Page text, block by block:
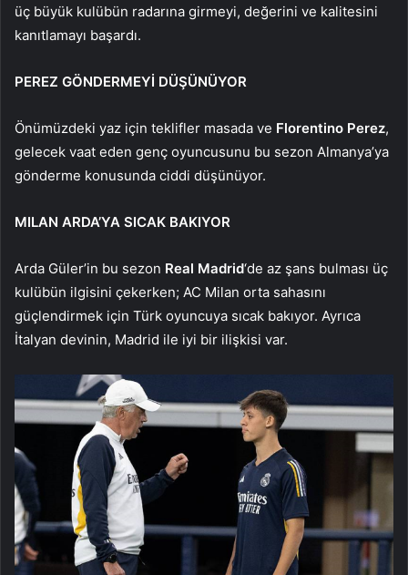
üç büyük kulübün radarına girmeyi, değerini ve kalitesini
kanıtlamayı başardı.
PEREZ GÖNDERMEYİ DÜŞÜNÜYOR
Önümüzdeki yaz için teklifler masada ve Florentino Perez,
gelecek vaat eden genç oyuncusunu bu sezon Almanya’ya
gönderme konusunda ciddi düşünüyor.
MILAN ARDA’YA SICAK BAKIYOR
Arda Güler’in bu sezon Real Madrid‘de az şans bulması üç
kulübün ilgisini çekerken; AC Milan orta sahasını
güçlendirmek için Türk oyuncuya sıcak bakıyor. Ayrıca
İtalyan devinin, Madrid ile iyi bir ilişkisi var.